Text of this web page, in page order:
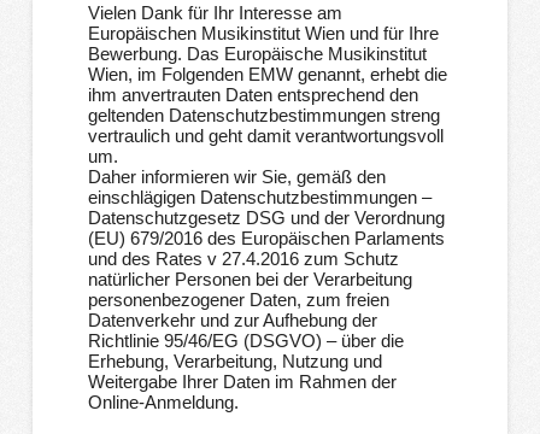
Vielen Dank für Ihr Interesse am
Europäischen Musikinstitut Wien und für Ihre
Bewerbung. Das Europäische Musikinstitut
Wien, im Folgenden EMW genannt, erhebt die
ihm anvertrauten Daten entsprechend den
geltenden Datenschutzbestimmungen streng
vertraulich und geht damit verantwortungsvoll
um.
Daher informieren wir Sie, gemäß den
einschlägigen Datenschutzbestimmungen –
Datenschutzgesetz DSG und der Verordnung
(EU) 679/2016 des Europäischen Parlaments
und des Rates v 27.4.2016 zum Schutz
natürlicher Personen bei der Verarbeitung
personenbezogener Daten, zum freien
Datenverkehr und zur Aufhebung der
Richtlinie 95/46/EG (DSGVO) – über die
Erhebung, Verarbeitung, Nutzung und
Weitergabe Ihrer Daten im Rahmen der
Online-Anmeldung.